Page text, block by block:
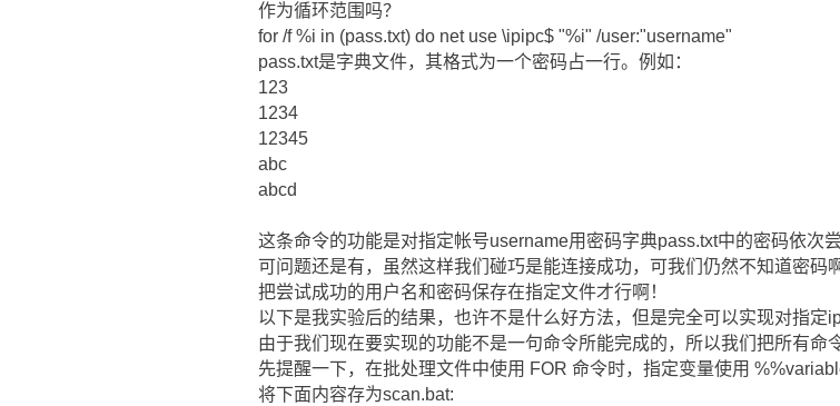
作为循环范围吗？
for /f %i in (pass.txt) do net use \ipipc$ "%i" /user:"username"
pass.txt是字典文件，其格式为一个密码占一行。例如：
123
1234
12345
abc
abcd
这条命令的功能是对指定帐号username用密码字典pass.txt中的密码依次
可问题还是有，虽然这样我们碰巧是能连接成功，可我们仍然不知道密码
把尝试成功的用户名和密码保存在指定文件才行啊！
以下是我实验后的结果，也许不是什么好方法，但是完全可以实现对指定
由于我们现在要实现的功能不是一句命令所能完成的，所以我们把所有命
先提醒一下，在批处理文件中使用 FOR 命令时，指定变量使用
将下面内容存为scan.bat: